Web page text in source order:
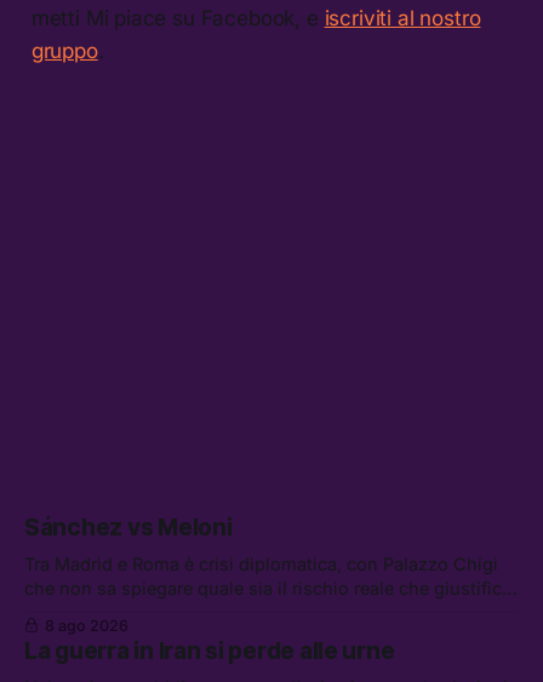
metti Mi piace su Facebook, e iscriviti al nostro
gruppo.
Sánchez vs Meloni
Tra Madrid e Roma è crisi diplomatica, con Palazzo Chigi
che non sa spiegare quale sia il rischio reale che giustifica
di difesa tra Arabia Saudita, Pakistan e Turchia, la crisi del
carburante irregolare, e un altro caso di IA ribelle
8 ago 2026
La guerra in Iran si perde alle urne